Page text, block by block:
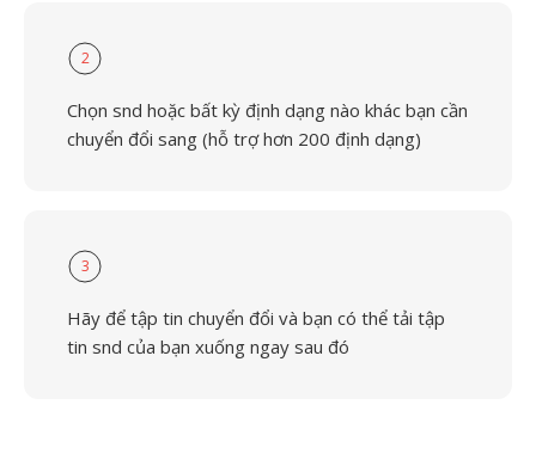
2
Chọn snd hoặc bất kỳ định dạng nào khác bạn cần
chuyển đổi sang (hỗ trợ hơn 200 định dạng)
3
Hãy để tập tin chuyển đổi và bạn có thể tải tập
tin snd của bạn xuống ngay sau đó